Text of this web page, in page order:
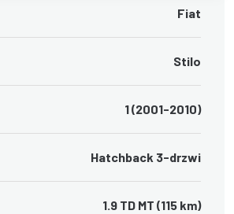
Fiat
Stilo
1 (2001-2010)
Hatchback 3-drzwi
1.9 TD MT (115 km)